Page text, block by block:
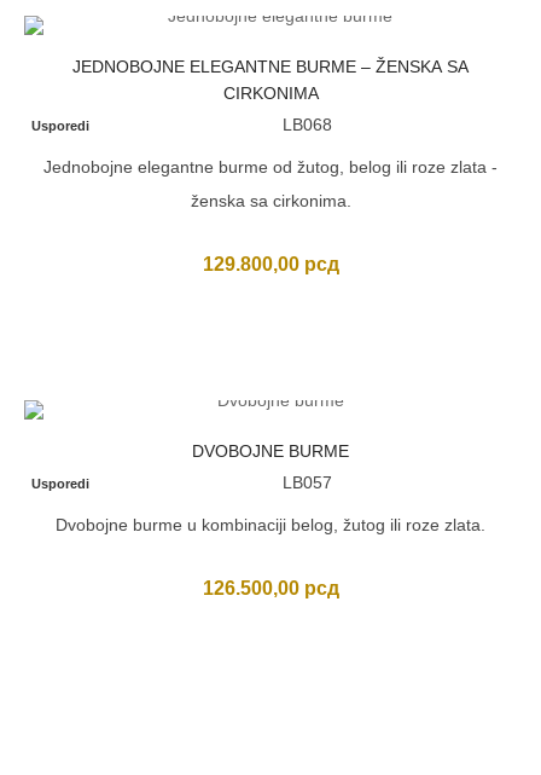
JEDNOBOJNE ELEGANTNE BURME – ŽENSKA SA
CIRKONIMA
Usporedi LB068
Jednobojne elegantne burme od žutog, belog ili roze zlata -
ženska sa cirkonima.
129.800,00 рсд
DVOBOJNE BURME
Usporedi LB057
Dvobojne burme u kombinaciji belog, žutog ili roze zlata.
126.500,00 рсд